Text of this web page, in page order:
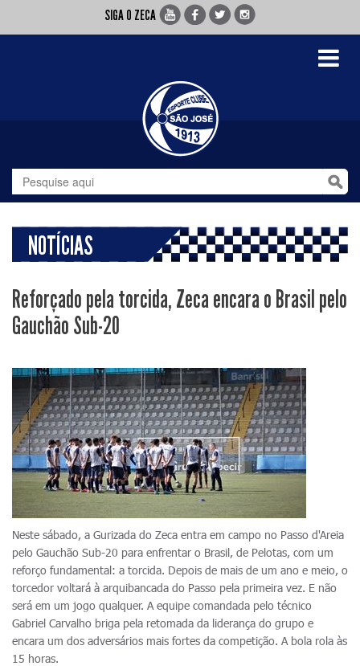
SIGA O ZECA
Toggle
NOTÍCIAS
Reforçado pela torcida, Zeca encara o Brasil pelo
Gauchão Sub-20
Neste sábado, a Gurizada do Zeca entra em campo no Passo d'Areia
pelo Gauchão Sub-20 para enfrentar o Brasil, de Pelotas, com um
reforço fundamental: a torcida. Depois de mais de um ano e meio, o
torcedor voltará à arquibancada do Passo pela primeira vez. E não
será em um jogo qualquer. A equipe comandada pelo técnico
Gabriel Carvalho briga pela retomada da liderança do grupo e
encara um dos adversários mais fortes da competição. A bola rola às
15 horas.